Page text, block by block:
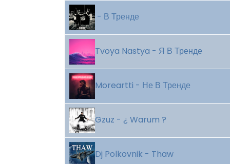
- В Тренде
Tvoya Nastya - Я В Тренде
Moreartti - Не В Тренде
Gzuz - ¿ Warum ?
Dj Polkovnik - Thaw